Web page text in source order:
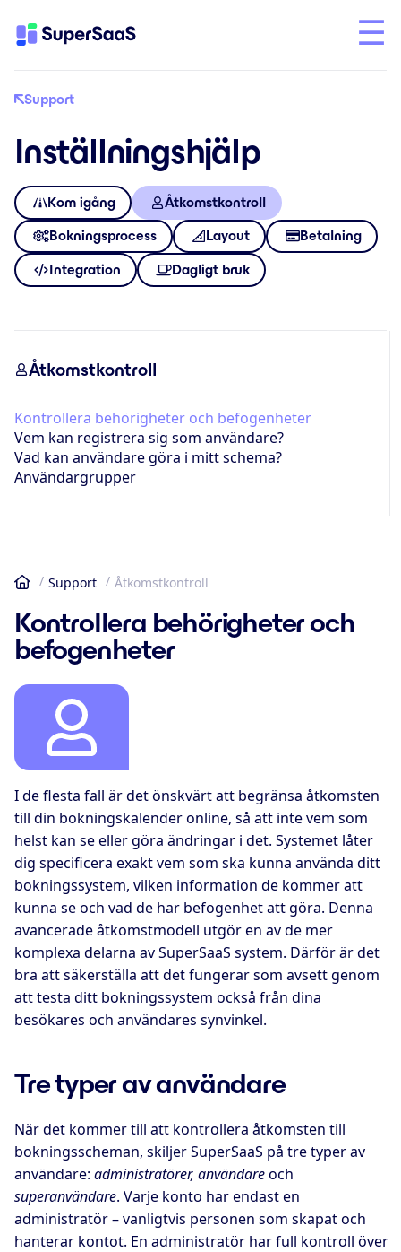
Support
Inställningshjälp
Kom igång Åtkomstkontroll
Bokningsprocess Layout Betalning
Integration Dagligt bruk
Åtkomstkontroll
Kontrollera behörigheter och befogenheter
Vem kan registrera sig som användare?
Vad kan användare göra i mitt schema?
Användargrupper
HemSupport Åtkomstkontroll
Kontrollera behörigheter och
befogenheter
I de flesta fall är det önskvärt att begränsa åtkomsten
till din bokningskalender online, så att inte vem som
helst kan se eller göra ändringar i det. Systemet låter
dig specificera exakt vem som ska kunna använda ditt
bokningssystem, vilken information de kommer att
kunna se och vad de har befogenhet att göra. Denna
avancerade åtkomstmodell utgör en av de mer
komplexa delarna av SuperSaaS system. Därför är det
bra att säkerställa att det fungerar som avsett genom
att testa ditt bokningssystem också från dina
besökares och användares synvinkel.
Tre typer av användare
När det kommer till att kontrollera åtkomsten till
bokningsscheman, skiljer SuperSaaS på tre typer av
användare: administratörer, användareoch
superanvändare. Varje konto har endast en
administratör – vanligtvis personen som skapat och
hanterar kontot. En administratör har full kontroll över